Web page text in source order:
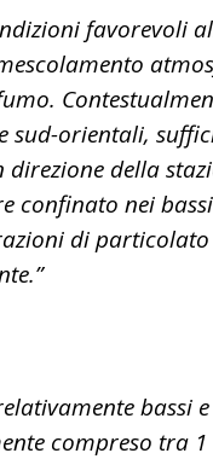
favorevoli
orientali,
della
confinato nei
di
bassi
compreso tra 1